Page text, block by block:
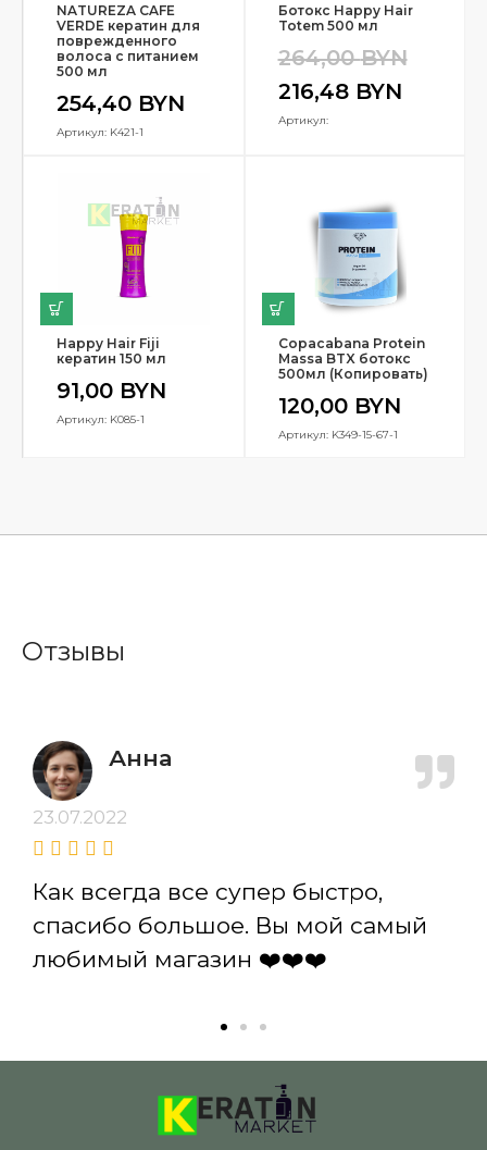
NATUREZA CAFE
VERDE кератин для
поврежденного
волоса с питанием
500 мл
254,40 BYN
Артикул: K421-1
Ботокс Happy Hair
Totem 500 мл
264,00BYN
216,48 BYN
Артикул:
Happy Hair Fiji
кератин 150 мл
91,00 BYN
Артикул: K085-1
Copacabana Protein
Massa BTX ботокс
500мл (Копировать)
120,00 BYN
Артикул: K349-15-67-1
Отзывы
Анна
23.07.2022
Как всегда все супер быстро,
спасибо большое. Вы мой самый
любимый магазин ❤️❤️❤️